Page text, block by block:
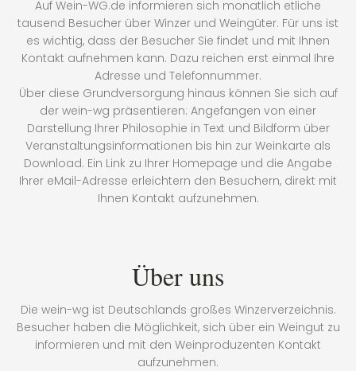
Auf Wein-WG.de informieren sich monatlich etliche
tausend Besucher über Winzer und Weingüter. Für uns ist
es wichtig, dass der Besucher Sie findet und mit Ihnen
Kontakt aufnehmen kann. Dazu reichen erst einmal Ihre
Adresse und Telefonnummer.
Über diese Grundversorgung hinaus können Sie sich auf
der wein-wg präsentieren: Angefangen von einer
Darstellung Ihrer Philosophie in Text und Bildform über
Veranstaltungsinformationen bis hin zur Weinkarte als
Download. Ein Link zu Ihrer Homepage und die Angabe
Ihrer eMail-Adresse erleichtern den Besuchern, direkt mit
Ihnen Kontakt aufzunehmen.
Über uns
Die wein-wg ist Deutschlands großes Winzerverzeichnis.
Besucher haben die Möglichkeit, sich über ein Weingut zu
informieren und mit den Weinproduzenten Kontakt
aufzunehmen.